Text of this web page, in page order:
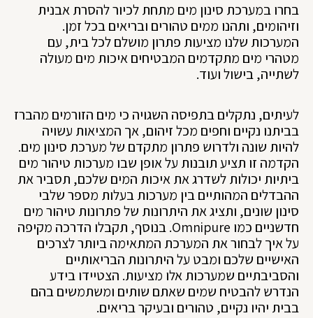
בחרו במערכת סינון מים מתחת לכיור להסרת אבנית
וזיהומים, ותהנו ממים טהורים ובריאים בכל זמן.
המערכות שלנו מציעות פתרון מושלם לכל בית, עם
מטהרי מים מתקדמים המבטיחים איכות מים מעולה
לשתייה, בישול ועוד.
לעיתים, נתקלים בתפיסה השגויה כי מים הזורמים מהברז
בביתנו נקיים וחפים מכל זיהום, אך המציאות עשויה
להיות שונה ולדרוש פתרון מתקדם של מערכת סינון מים.
הקדמה זו תציע תובנות על אופן שבו מערכות טיהור מים
ביתיות יכולות לשדרג את איכות המים שלכם, תסביר את
ההבדלים המהותיים בין מערכות בעלות מספר שלבי
סינון שונים, ותציג את היתרונות של פתרונות טיהור מים
חדשניים כמו Omnipure. בנוסף, תקבלו הדרכה מקיפה
על איך לבחור את המערכת המתאימה ביותר לצרכים
האישיים שלכם ומבט על היתרונות הבריאותיים
והסביבתיים שמערכות אלו מציעות. הצטיידו בידע
הנדרש להבטיח שמים שאתם שותים ומשתמשים בהם
בבית יהיו נקיים, טהורים ובעיקר בריאים.